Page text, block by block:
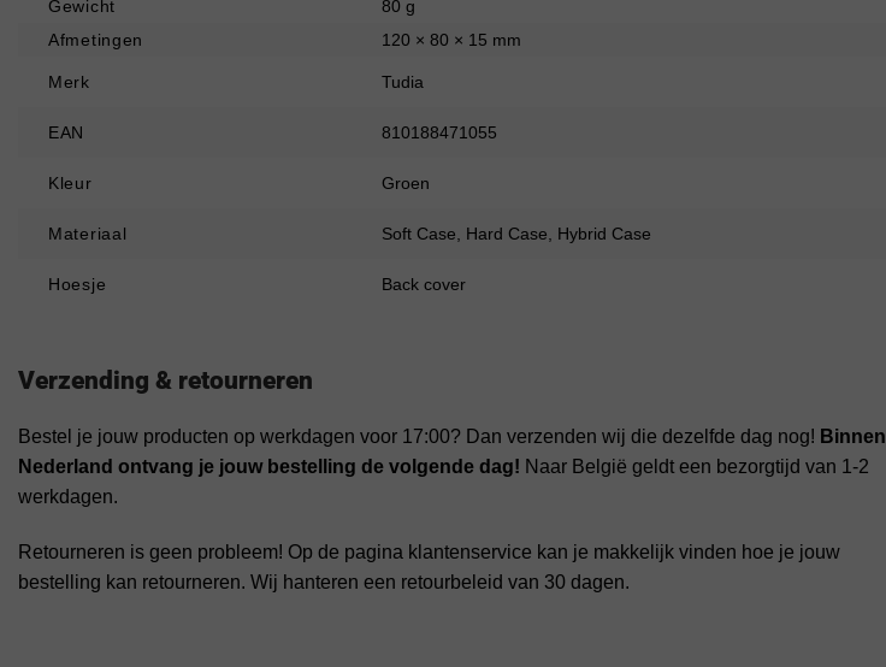
Gewicht
80 g
Afmetingen
120 × 80 × 15 mm
Merk Tudia
EAN 810188471055
Kleur Groen
Materiaal Soft Case, Hard Case, Hybrid Case
Hoesje Back cover
Verzending & retourneren
Bestel je jouw producten op werkdagen voor 17:00? Dan verzenden wij die dezelfde dag nog! Binnen
Nederland ontvang je jouw bestelling de volgende dag! Naar België geldt een bezorgtijd van 1-2
werkdagen.
Retourneren is geen probleem! Op de pagina klantenservice kan je makkelijk vinden hoe je jouw
bestelling kan retourneren. Wij hanteren een retourbeleid van 30 dagen.